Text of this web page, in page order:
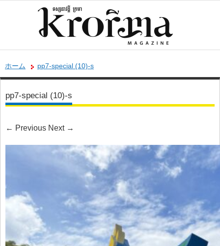
ホーム pp7-special (10)-s
pp7-special (10)-s
← Previous Next →